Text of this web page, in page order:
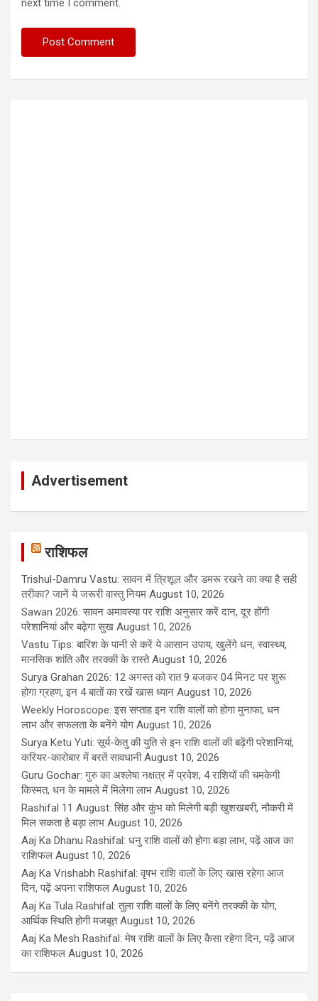
next time I comment.
Advertisement
राशिफल
Trishul-Damru Vastu: सावन में त्रिशूल और डमरू रखने का क्या है सही
तरीका? जानें ये जरूरी वास्तु नियम August 10, 2026
Sawan 2026: सावन अमावस्या पर राशि अनुसार करें दान, दूर होंगी
परेशानियां और बढ़ेगा सुख August 10, 2026
Vastu Tips: बारिश के पानी से करें ये आसान उपाय, खुलेंगे धन, स्वास्थ्य,
मानसिक शांति और तरक्की के रास्ते August 10, 2026
Surya Grahan 2026: 12 अगस्त को रात 9 बजकर 04 मिनट पर शुरू
होगा ग्रहण, इन 4 बातों का रखें खास ध्यान August 10, 2026
Weekly Horoscope: इस सप्ताह इन राशि वालों को होगा मुनाफा, धन
लाभ और सफलता के बनेंगे योग August 10, 2026
Surya Ketu Yuti: सूर्य-केतु की युति से इन राशि वालों की बढ़ेंगी परेशानियां,
करियर-कारोबार में बरतें सावधानी August 10, 2026
Guru Gochar: गुरु का अश्लेषा नक्षत्र में प्रवेश, 4 राशियों की चमकेगी
किस्मत, धन के मामले में मिलेगा लाभ August 10, 2026
Rashifal 11 August: सिंह और कुंभ को मिलेगी बड़ी खुशखबरी, नौकरी में
मिल सकता है बड़ा लाभ August 10, 2026
Aaj Ka Dhanu Rashifal: धनु राशि वालों को होगा बड़ा लाभ, पढ़ें आज का
राशिफल August 10, 2026
Aaj Ka Vrishabh Rashifal: वृषभ राशि वालों के लिए खास रहेगा आज
दिन, पढ़ें अपना राशिफल August 10, 2026
Aaj Ka Tula Rashifal: तुला राशि वालों के लिए बनेंगे तरक्की के योग,
आर्थिक स्थिति होगी मजबूत August 10, 2026
Aaj Ka Mesh Rashifal: मेष राशि वालों के लिए कैसा रहेगा दिन, पढ़ें आज
का राशिफल August 10, 2026